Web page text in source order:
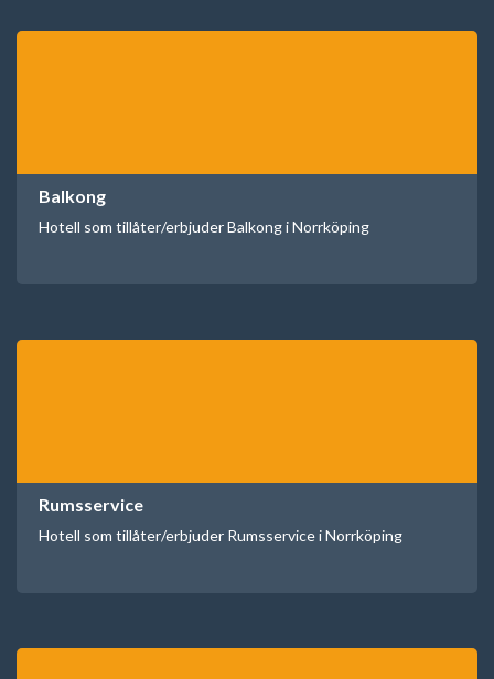
Balkong
Hotell som tillåter/erbjuder Balkong i Norrköping
Rumsservice
Hotell som tillåter/erbjuder Rumsservice i Norrköping